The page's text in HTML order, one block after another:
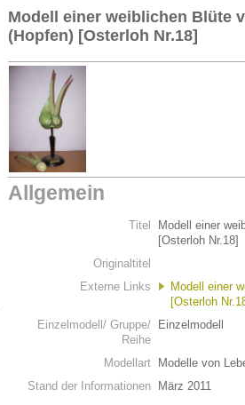
Modell einer weiblichen Blüte
(Hopfen) [Osterloh Nr.18]
Allgemein
Titel
Modell einer
[Osterloh Nr.18]
Originaltitel
Externe Links
Modell einer
[Osterloh
Einzelmodell/ Gruppe/
Reihe
Einzelmodell
Modellart
Modelle von
Stand der Informationen
März 2011